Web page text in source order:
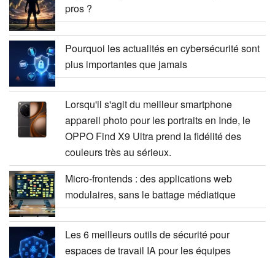
pros ?
Pourquoi les actualités en cybersécurité sont
plus importantes que jamais
Lorsqu'il s'agit du meilleur smartphone
appareil photo pour les portraits en Inde, le
OPPO Find X9 Ultra prend la fidélité des
couleurs très au sérieux.
Micro-frontends : des applications web
modulaires, sans le battage médiatique
Les 6 meilleurs outils de sécurité pour
espaces de travail IA pour les équipes